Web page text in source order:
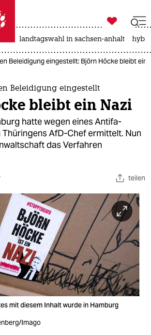
taz zahl ich
taz zahl ich

taz zahl ich
landtagswahl in sachsen-anhalt
Beleidigung eingestellt: Björn Höcke bleibt ein
Beleidigung eingestellt
bleibt ein Nazi
hatte wegen eines Antifa-
Thüringens AfD-Chef ermittelt. Nun
das Verfahren
teilen
mit diesem Inhalt wurde in Hamburg
Imago